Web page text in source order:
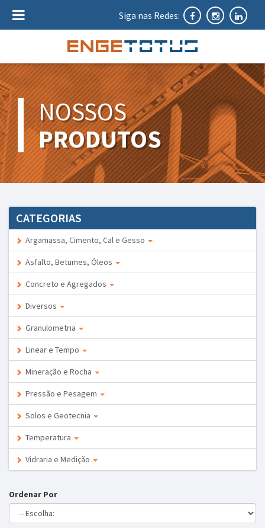
Siga nas Redes:
NOSSOS
PRODUTOS
CATEGORIAS
Argamassa, Cimento, Cal e Gesso
Asfalto, Betumes, Óleos
Concreto e Agregados
Diversos
Granulometria
Linear e Tempo
Mineração e Rocha
Pressão e Pesagem
Solos e Geotecnia
Temperatura
Vidraria e Medição
Ordenar Por